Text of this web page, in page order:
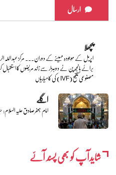
ارسال
پچھلا
اپریل کے موجودہ مہینے کے دوران... مرکز عبد اللہ
برائے بانجھ پن نے دو ہزار سے زائد مریضوں کا
مصنوعی تلقیح (IVF) کی کامیابیاں
اگلے
امام جعفر صادق علیہ
شایدآپ کو بھی پسند آئے